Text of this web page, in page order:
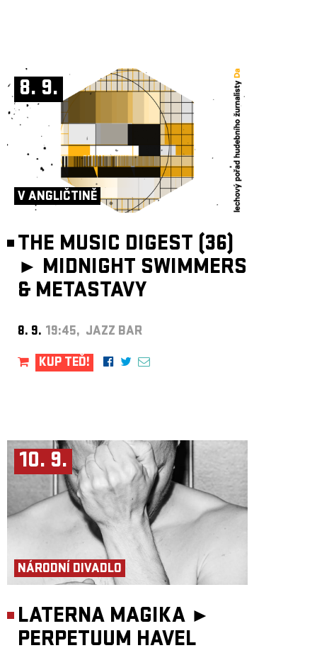
8. 9.
V ANGLIČTINĚ
THE MUSIC DIGEST (36)
► MIDNIGHT SWIMMERS
& METASTAVY
8. 9. 19:45, JAZZ BAR
KUP TEĎ!
10. 9.
NÁRODNÍ DIVADLO
LATERNA MAGIKA ►
PERPETUUM HAVEL